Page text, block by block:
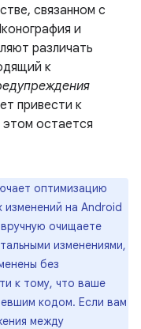
связанном с
и
различать
к
привести к
остается
оптимизацию
изменений на Android
очищаете
изменениями,
без
к тому, что ваше
кодом. Если вам
между